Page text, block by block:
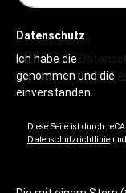
Datenschutz
Ich habe die
genommen und die
einverstanden.
Diese Seite ist durch
Datenschutzrichtlinie und